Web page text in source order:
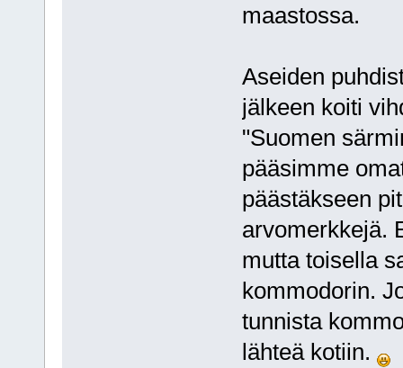
maastossa.
Aseiden
jälkeen koiti
"Suomen
pääsimme
päästäkseen
arvomerkkejä.
mutta toisella
kommodorin.
tunnista
lähteä kotiin.